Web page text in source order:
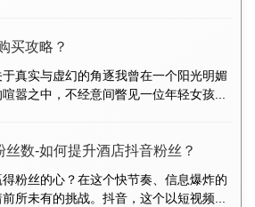
买攻略？
真实与虚幻的角逐我曾在一个阳光明媚
嚣之中，不经意间瞥见一位年轻女孩...
数-如何提升酒店抖音粉丝？
粉丝的心？在这个快节奏、信息爆炸的
所未有的挑战。抖音，这个以短视频...